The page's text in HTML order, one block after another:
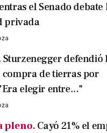
el Senado debate
privada
Sturzenegger defendió
de tierras por
elegir entre..."
pleno. Cayó 21% el